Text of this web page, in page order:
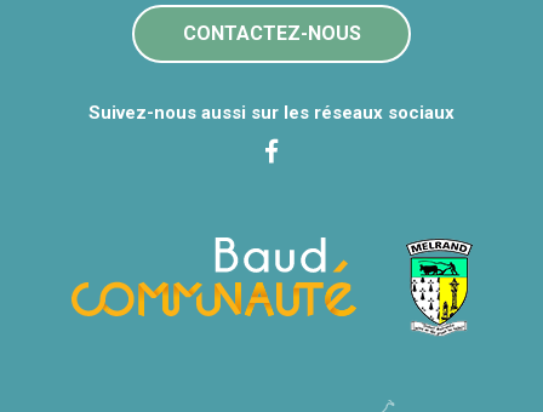
CONTACTEZ-NOUS
Suivez-nous aussi sur les réseaux sociaux